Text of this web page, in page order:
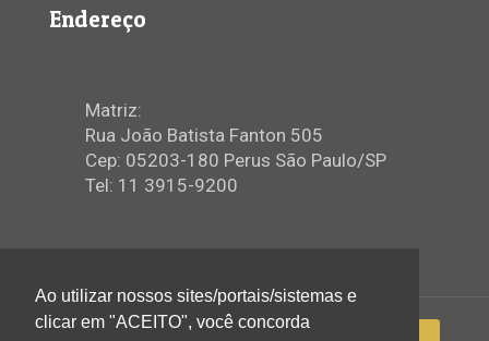
Endereço
Matriz:
Rua João Batista Fanton 505
Cep: 05203-180 Perus São Paulo/SP
Tel: 11 3915-9200
Ao utilizar nossos sites/portais/sistemas e
clicar em "ACEITO", você concorda